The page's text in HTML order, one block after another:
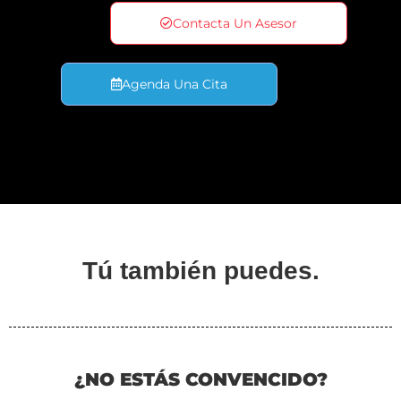
Contacta Un Asesor
Agenda Una Cita
Tú también puedes.
¿NO ESTÁS CONVENCIDO?